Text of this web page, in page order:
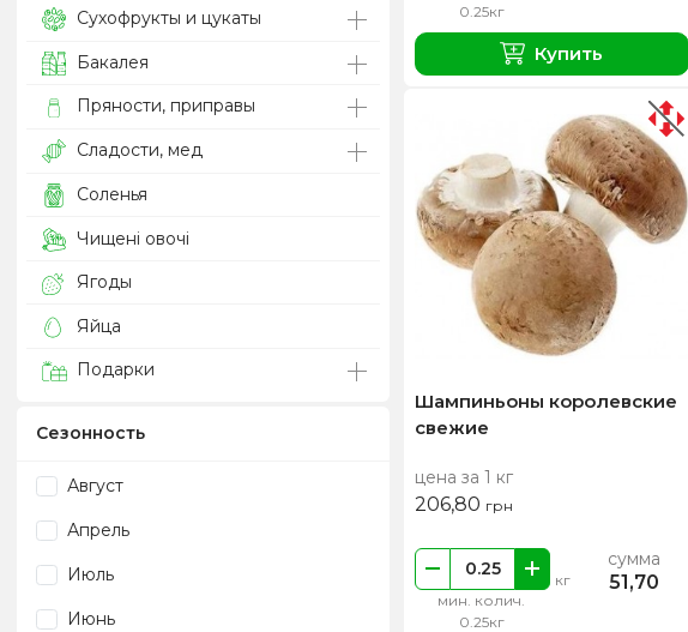
Сухофрукты и цукаты
Бакалея
Пряности, приправы
Сладости, мед
Соленья
Чищені овочі
Ягоды
Яйца
Подарки
Сезонность
Август
Апрель
Июль
Июнь
0.25кг
Купить
Шампиньоны королевские
свежие
цена за 1 кг
206,80 грн
мин. колич.
0.25кг
кг
сумма
51,70